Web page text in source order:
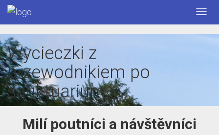
Skip
content
Wycieczki z
przewodnikiem po
sanktuarium
Milí poutníci a návštěvníci